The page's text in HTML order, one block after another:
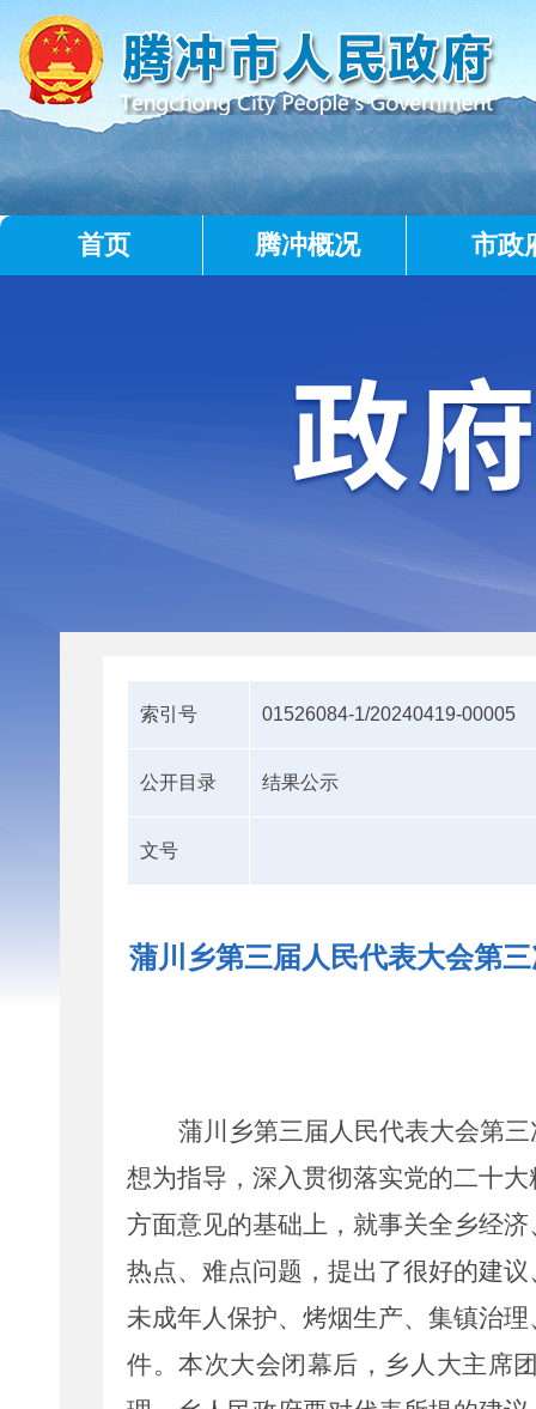
首页 腾冲概况 市政
索引号 01526084-1/20240419-00005
公开目录 结果公示
文号
蒲川乡第三届人民代表大会第
蒲川乡第三届人民代表大会第三
想为指导，深入贯彻落实党的二十大
方面意见的基础上，就事关全乡经
热点、难点问题，提出了很好的建
未成年人保护、烤烟生产、集镇治
件。本次大会闭幕后，乡人大主席